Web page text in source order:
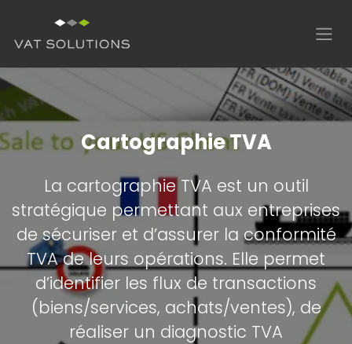
Cartographie TVA
La cartographie TVA est un outil
stratégique permettant aux entreprises
de sécuriser et d’assurer la conformité
TVA de leurs opérations. Elle permet
d’identifier les flux de transactions
(biens/services, achats/ventes), de
réaliser un diagnostic TVA